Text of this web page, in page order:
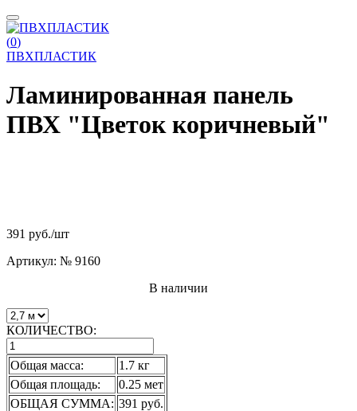
(0)
ПВХПЛАСТИК
Ламинированная панель
ПВХ "Цветок коричневый"
391 руб./шт
Артикул: № 9160
В наличии
КОЛИЧЕСТВО:
Общая масса:
1.7 кг
Общая площадь:
0.25 мет
ОБЩАЯ СУММА: 391 руб.